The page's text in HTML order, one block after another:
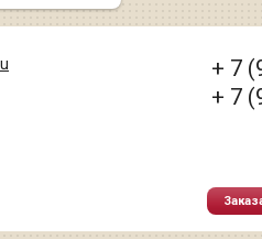
+ 7
+ 7